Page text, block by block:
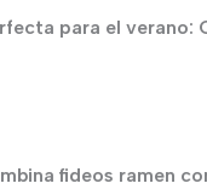
para el
fideos ramen